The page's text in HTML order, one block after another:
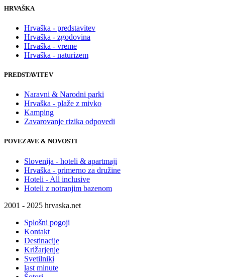
HRVAŠKA
Hrvaška - predstavitev
Hrvaška - zgodovina
Hrvaška - vreme
Hrvaška - naturizem
PREDSTAVITEV
Naravni & Narodni parki
Hrvaška - plaže z mivko
Kamping
Zavarovanje rizika odpovedi
POVEZAVE & NOVOSTI
Slovenija - hoteli & apartmaji
Hrvaška - primerno za družine
Hoteli - All inclusive
Hoteli z notranjim bazenom
2001 - 2025 hrvaska.net
Splošni pogoji
Kontakt
Destinacije
Križarjenje
Svetilniki
last minute